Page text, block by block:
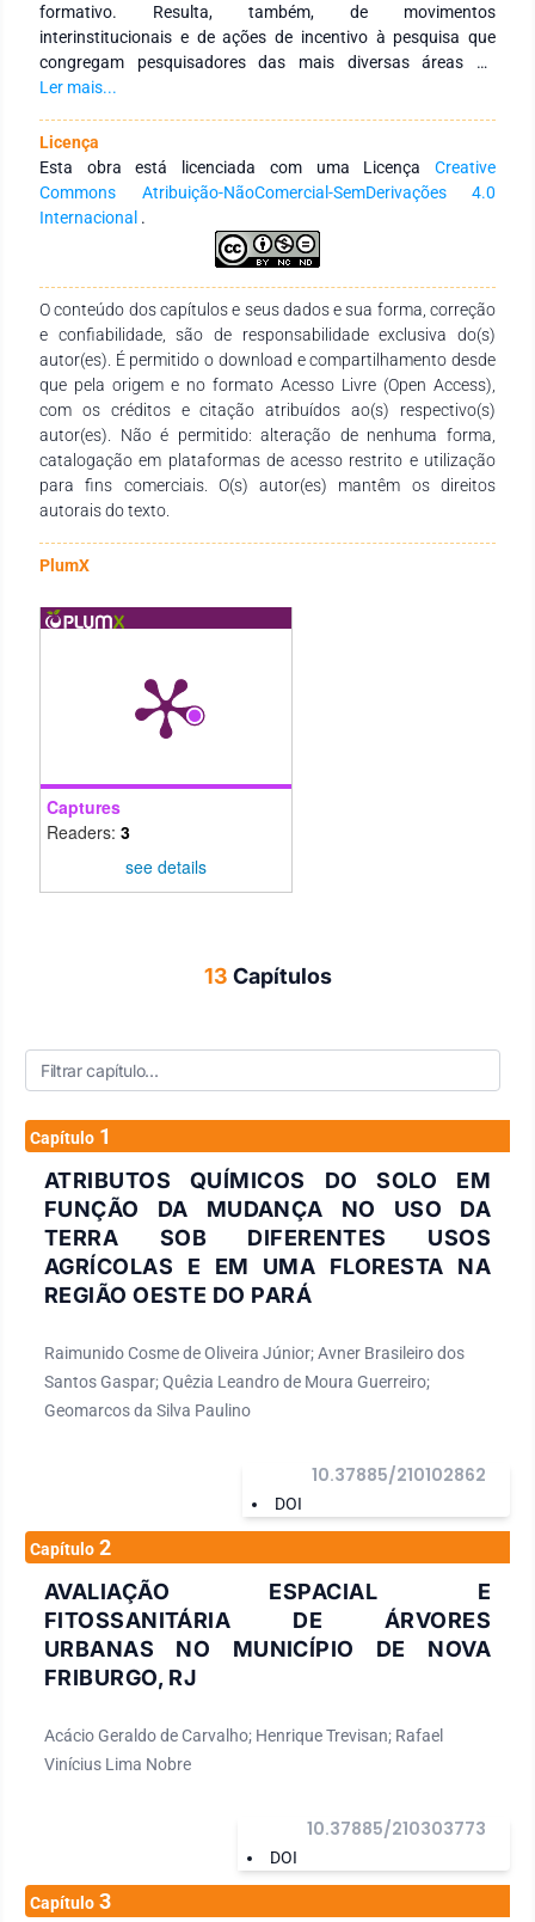
formativo. Resulta, também, de movimentos
interinstitucionais e de ações de incentivo à pesquisa que
congregam pesquisadores das mais diversas áreas do
conhecimento e de diferentes Instituições de Educação
internacional. Tem como objetivo integrar ações
interinstitucionais nacionais e internacionais com redes de
pesquisa que tenham a finalidade de fomentar a formação
continuada dos profissionais da educação, por meio da
produção e socialização de conhecimentos das diversas
áreas do Saberes. Agradecemos aos autores pelo empenho,
disponibilidade e dedicação para o desenvolvimento e
conclusão dessa obra. Esperamos também que esta obra
sirva de instrumento didático-pedagógico para estudantes,
professores dos diversos níveis de ensino em seus trabalhos e
demais interessados pela temática. Que essa coletânea,
some ao seu conhecimento!
Ler mais...
Licença
Esta obra está licenciada com uma Licença Creative
Commons Atribuição-NãoComercial-SemDerivações 4.0
Internacional .
O conteúdo dos capítulos e seus dados e sua forma, correção
e confiabilidade, são de responsabilidade exclusiva do(s)
autor(es). É permitido o download e compartilhamento desde
que pela origem e no formato Acesso Livre (Open Access),
com os créditos e citação atribuídos ao(s) respectivo(s)
autor(es). Não é permitido: alteração de nenhuma forma,
catalogação em plataformas de acesso restrito e utilização
para fins comerciais. O(s) autor(es) mantêm os direitos
autorais do texto.
PlumX
Captures
Readers: 3
see details
13 Capítulos
Capítulo 1
ATRIBUTOS QUÍMICOS DO SOLO EM
FUNÇÃO DA MUDANÇA NO USO DA
TERRA SOB DIFERENTES USOS
AGRÍCOLAS E EM UMA FLORESTA NA
REGIÃO OESTE DO PARÁ
Raimunido Cosme de Oliveira Júnior; Avner Brasileiro dos
Santos Gaspar; Quêzia Leandro de Moura Guerreiro;
Geomarcos da Silva Paulino
DOI
10.37885/210102862
Capítulo 2
AVALIAÇÃO ESPACIAL E
FITOSSANITÁRIA DE ÁRVORES
URBANAS NO MUNICÍPIO DE NOVA
FRIBURGO, RJ
Acácio Geraldo de Carvalho; Henrique Trevisan; Rafael
Vinícius Lima Nobre
DOI
10.37885/210303773
Capítulo 3